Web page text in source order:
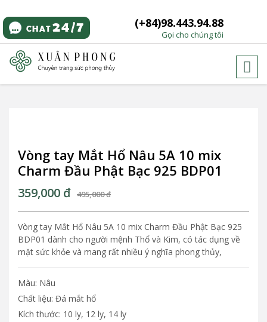
(+84)98.443.94.88
Gọi cho chúng tôi
Vòng tay Mắt Hổ Nâu 5A 10 mix
Charm Đầu Phật Bạc 925 BDP01
495,000đ
359,000 đ
Vòng tay Mắt Hổ Nâu 5A 10 mix Charm Đầu Phật Bạc 925
BDP01 dành cho người mệnh Thổ và Kim, có tác dụng về
mặt sức khỏe và mang rất nhiều ý nghĩa phong thủy,
Màu: Nâu
Chất liệu: Đá mắt hổ
Kích thước: 10 ly, 12 ly, 14 ly